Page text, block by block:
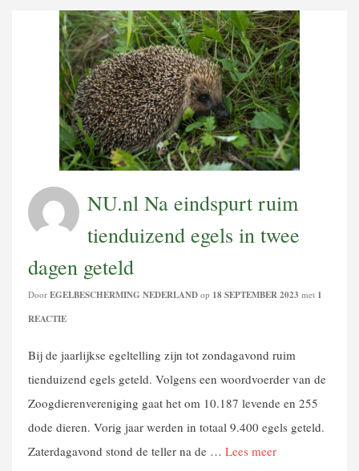
NU.nl Na eindspurt ruim
tienduizend egels in twee
dagen geteld
Door EGELBESCHERMING NEDERLAND op 18 SEPTEMBER 2023 met 1
REACTIE
Bij de jaarlijkse egeltelling zijn tot zondagavond ruim
tienduizend egels geteld. Volgens een woordvoerder van de
Zoogdierenvereniging gaat het om 10.187 levende en 255
dode dieren. Vorig jaar werden in totaal 9.400 egels geteld.
Zaterdagavond stond de teller na de … Lees meer